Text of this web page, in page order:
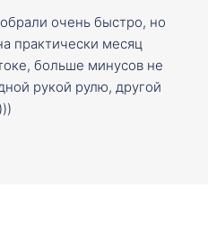
очень быстро, но
практически месяц
больше минусов не
рукой рулю, другой